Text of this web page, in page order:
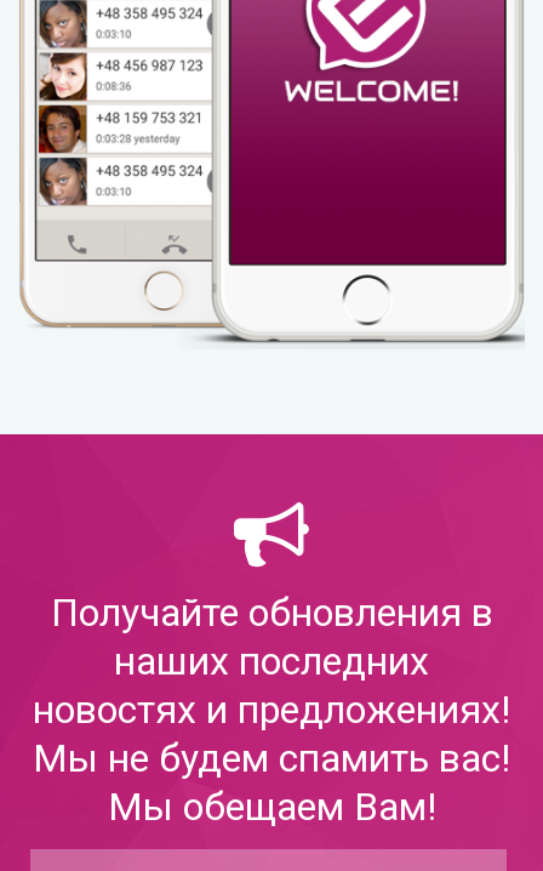
Получайте обновления в
наших последних
новостях и предложениях!
Мы не будем спамить вас!
Мы обещаем Вам!